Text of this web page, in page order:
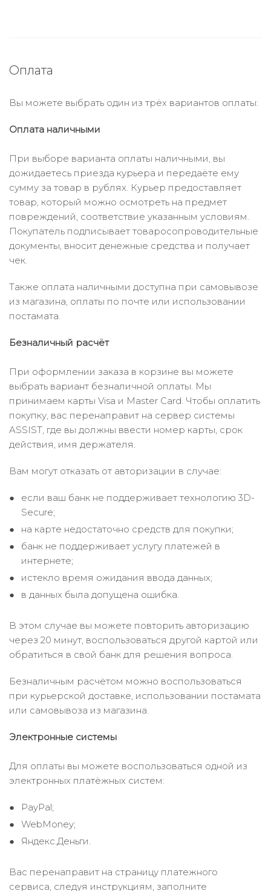
Оплата
Вы можете выбрать один из трёх вариантов оплаты:
Оплата наличными
При выборе варианта оплаты наличными, вы
дожидаетесь приезда курьера и передаёте ему
сумму за товар в рублях. Курьер предоставляет
товар, который можно осмотреть на предмет
повреждений, соответствие указанным условиям.
Покупатель подписывает товаросопроводительные
документы, вносит денежные средства и получает
чек.
Также оплата наличными доступна при самовывозе
из магазина, оплаты по почте или использовании
постамата.
Безналичный расчёт
При оформлении заказа в корзине вы можете
выбрать вариант безналичной оплаты. Мы
принимаем карты Visa и Master Card. Чтобы оплатить
покупку, вас перенаправит на сервер системы
ASSIST, где вы должны ввести номер карты, срок
действия, имя держателя.
Вам могут отказать от авторизации в случае:
если ваш банк не поддерживает технологию 3D-
Secure;
на карте недостаточно средств для покупки;
банк не поддерживает услугу платежей в
интернете;
истекло время ожидания ввода данных;
в данных была допущена ошибка.
В этом случае вы можете повторить авторизацию
через 20 минут, воспользоваться другой картой или
обратиться в свой банк для решения вопроса.
Безналичным расчётом можно воспользоваться
при курьерской доставке, использовании постамата
или самовывоза из магазина.
Электронные системы
Для оплаты вы можете воспользоваться одной из
электронных платёжных систем:
PayPal;
WebMoney;
Яндекс.Деньги.
Вас перенаправит на страницу платежного
сервиса, следуя инструкциям, заполните